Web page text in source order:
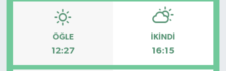
ÖĞLE
12:27
İKINDI
16:15